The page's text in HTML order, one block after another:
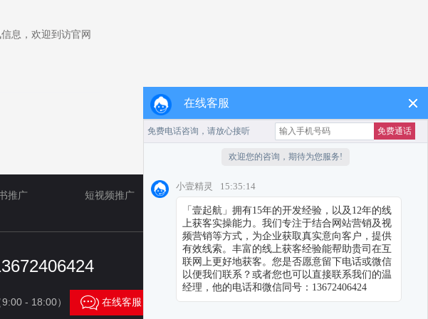
息，欢迎到访官网
推广 短视频推广 TikTok
小红书代运营
9:00 - 18:00）  在线客服
在线客服